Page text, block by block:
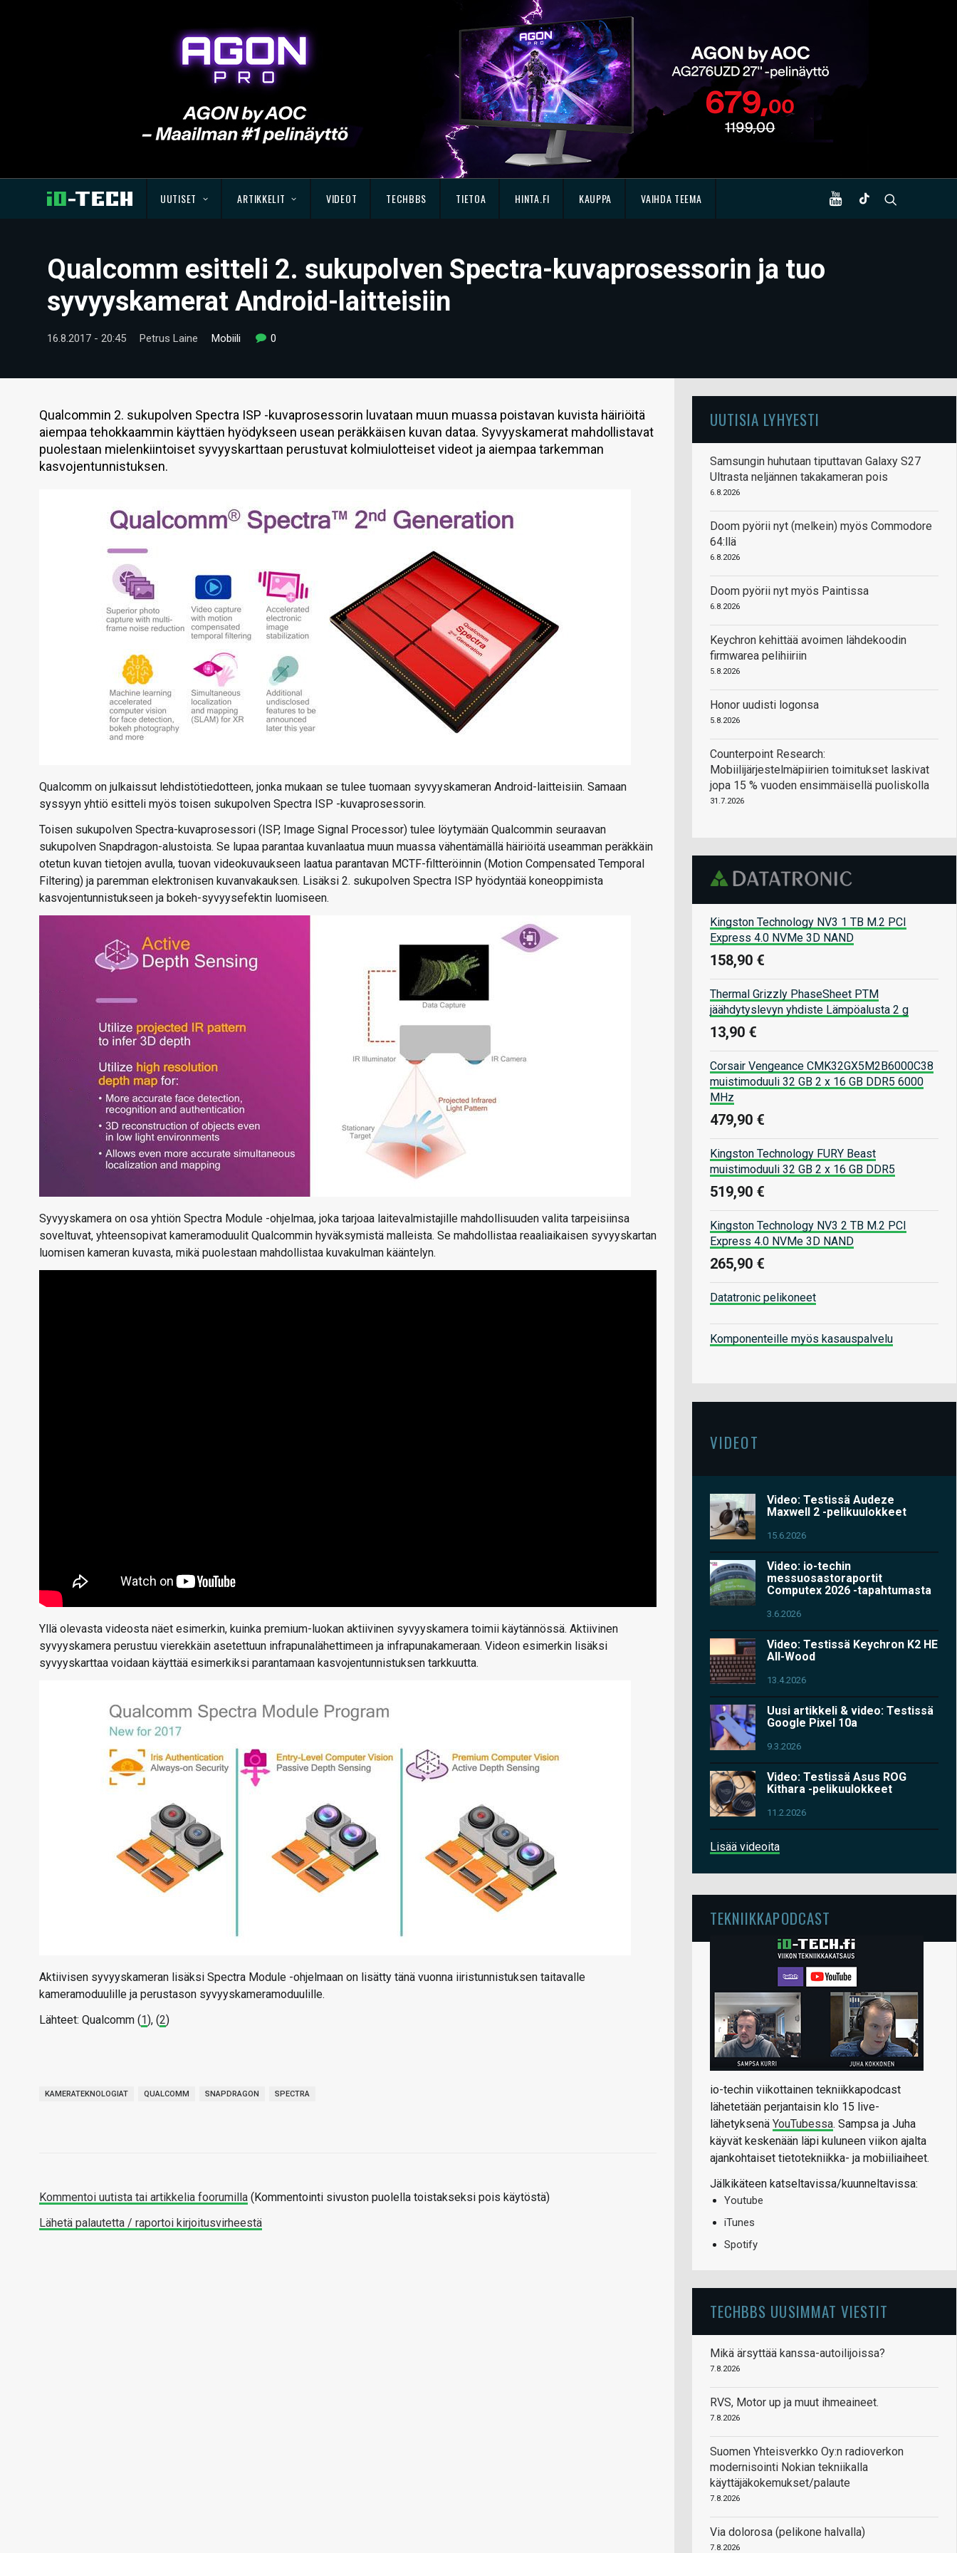
UUTISET ARTIKKELIT VIDEOT TECHBBS TIETOA HINTA.FI KAUPPA VAIHDA TEEMA
Qualcomm esitteli 2. sukupolven Spectra-kuvaprosessorin ja tuo
syvyyskamerat Android-laitteisiin
16.8.2017 - 20:45 Petrus Laine Mobiili 0
Qualcommin 2. sukupolven Spectra ISP -kuvaprosessorin luvataan muun muassa poistavan kuvista häiriöitä
aiempaa tehokkaammin käyttäen hyödykseen usean peräkkäisen kuvan dataa. Syvyyskamerat mahdollistavat
puolestaan mielenkiintoiset syvyyskarttaan perustuvat kolmiulotteiset videot ja aiempaa tarkemman
kasvojentunnistuksen.
Qualcomm on julkaissut lehdistötiedotteen, jonka mukaan se tulee tuomaan syvyyskameran Android-laitteisiin. Samaan
syssyyn yhtiö esitteli myös toisen sukupolven Spectra ISP -kuvaprosessorin.
Toisen sukupolven Spectra-kuvaprosessori (ISP, Image Signal Processor) tulee löytymään Qualcommin seuraavan
sukupolven Snapdragon-alustoista. Se lupaa parantaa kuvanlaatua muun muassa vähentämällä häiriöitä useamman peräkkäin
otetun kuvan tietojen avulla, tuovan videokuvaukseen laatua parantavan MCTF-filtteröinnin (Motion Compensated Temporal
Filtering) ja paremman elektronisen kuvanvakauksen. Lisäksi 2. sukupolven Spectra ISP hyödyntää koneoppimista
kasvojentunnistukseen ja bokeh-syvyysefektin luomiseen.
Syvyyskamera on osa yhtiön Spectra Module -ohjelmaa, joka tarjoaa laitevalmistajille mahdollisuuden valita tarpeisiinsa
soveltuvat, yhteensopivat kameramoduulit Qualcommin hyväksymistä malleista. Se mahdollistaa reaaliaikaisen syvyyskartan
luomisen kameran kuvasta, mikä puolestaan mahdollistaa kuvakulman kääntelyn.
Yllä olevasta videosta näet esimerkin, kuinka premium-luokan aktiivinen syvyyskamera toimii käytännössä. Aktiivinen
syvyyskamera perustuu vierekkäin asetettuun infrapunalähettimeen ja infrapunakameraan. Videon esimerkin lisäksi
syvyyskarttaa voidaan käyttää esimerkiksi parantamaan kasvojentunnistuksen tarkkuutta.
Aktiivisen syvyyskameran lisäksi Spectra Module -ohjelmaan on lisätty tänä vuonna iiristunnistuksen taitavalle
kameramoduulille ja perustason syvyyskameramoduulille.
Lähteet: Qualcomm (1), (2)
KAMERATEKNOLOGIAT QUALCOMM SNAPDRAGON SPECTRA
Kommentoi uutista tai artikkelia foorumilla (Kommentointi sivuston puolella toistakseksi pois käytöstä)
Lähetä palautetta / raportoi kirjoitusvirheestä
UUTISIA LYHYESTI
Samsungin huhutaan tiputtavan Galaxy S27
Ultrasta neljännen takakameran pois
6.8.2026
Doom pyörii nyt (melkein) myös Commodore
64:llä
6.8.2026
Doom pyörii nyt myös Paintissa
6.8.2026
Keychron kehittää avoimen lähdekoodin
firmwarea pelihiiriin
5.8.2026
Honor uudisti logonsa
5.8.2026
Counterpoint Research:
Mobiilijärjestelmäpiirien toimitukset laskivat
jopa 15 % vuoden ensimmäisellä puoliskolla
31.7.2026
Kingston Technology NV3 1 TB M.2 PCI
Express 4.0 NVMe 3D NAND
158,90 €
Thermal Grizzly PhaseSheet PTM
jäähdytyslevyn yhdiste Lämpöalusta 2 g
13,90 €
Corsair Vengeance CMK32GX5M2B6000C38
muistimoduuli 32 GB 2 x 16 GB DDR5 6000
MHz
479,90 €
Kingston Technology FURY Beast
muistimoduuli 32 GB 2 x 16 GB DDR5
519,90 €
Kingston Technology NV3 2 TB M.2 PCI
Express 4.0 NVMe 3D NAND
265,90 €
Datatronic pelikoneet
Komponenteille myös kasauspalvelu
VIDEOT
Video: Testissä Audeze
Maxwell 2 -pelikuulokkeet
15.6.2026
Video: io-techin
messuosastoraportit
Computex 2026 -tapahtumasta
3.6.2026
Video: Testissä Keychron K2 HE
All-Wood
13.4.2026
Uusi artikkeli & video: Testissä
Google Pixel 10a
9.3.2026
Video: Testissä Asus ROG
Kithara -pelikuulokkeet
11.2.2026
Lisää videoita
TEKNIIKKAPODCAST
io-techin viikottainen tekniikkapodcast
lähetetään perjantaisin klo 15 live-
lähetyksenä YouTubessa. Sampsa ja Juha
käyvät keskenään läpi kuluneen viikon ajalta
ajankohtaiset tietotekniikka- ja mobiiliaiheet.
Jälkikäteen katseltavissa/kuunneltavissa:
Youtube
iTunes
Spotify
TECHBBS UUSIMMAT VIESTIT
Mikä ärsyttää kanssa-autoilijoissa?
7.8.2026
RVS, Motor up ja muut ihmeaineet.
7.8.2026
Suomen Yhteisverkko Oy:n radioverkon
modernisointi Nokian tekniikalla
käyttäjäkokemukset/palaute
7.8.2026
Via dolorosa (pelikone halvalla)
7.8.2026